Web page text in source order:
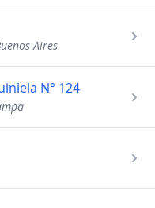
Aires
N° 124